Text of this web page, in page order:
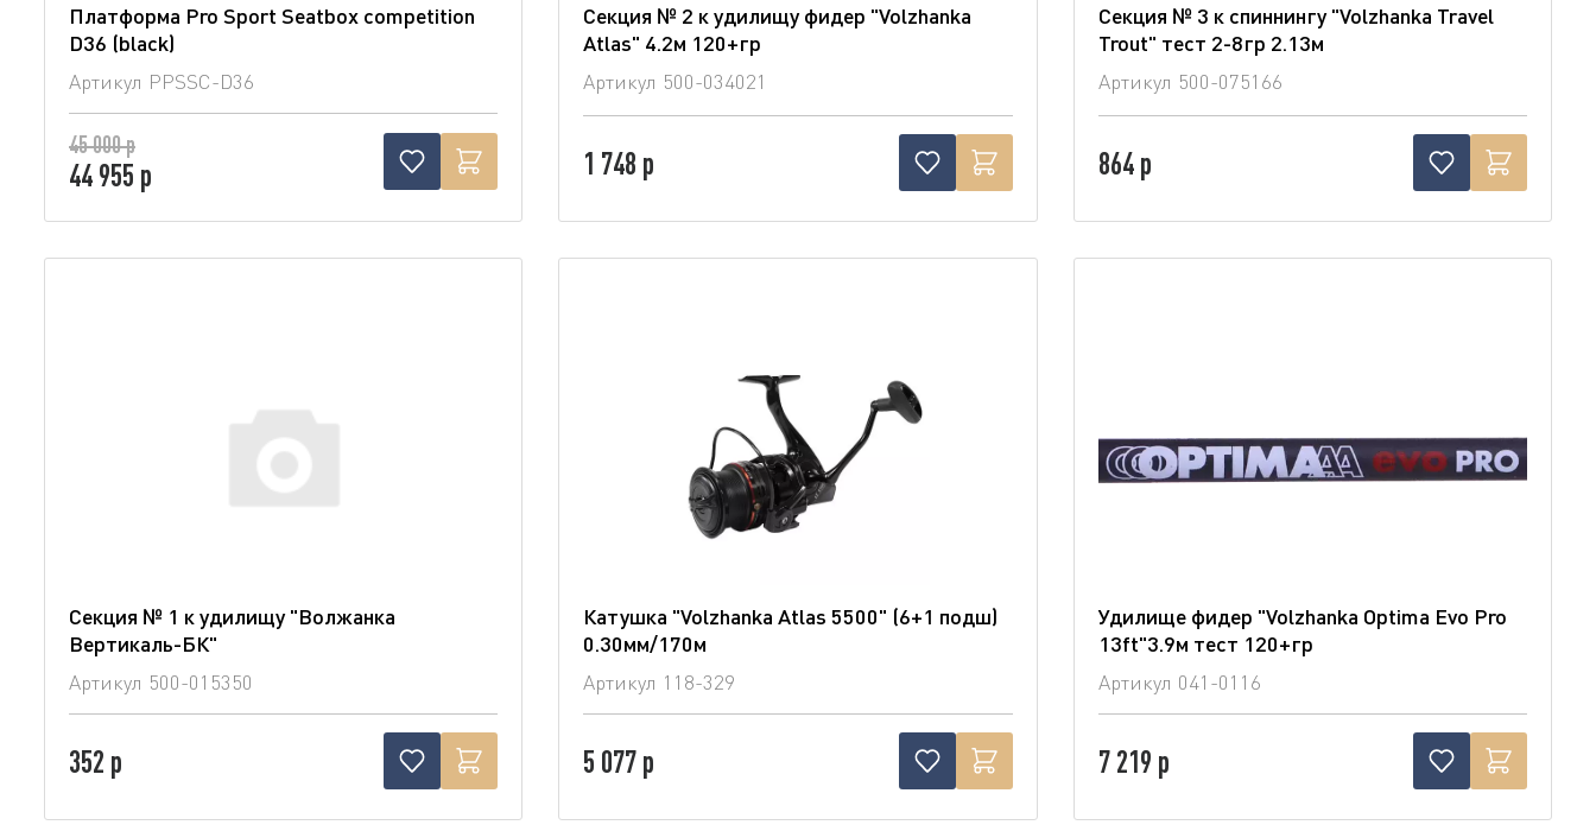
Платформа Pro Sport Seatbox competition
D36 (blaсk)
Артикул PPSSC-D36
45 000 р
44 955 р
Секция № 2 к удилищу фидер "Volzhanka
Atlas" 4.2м 120+гр
Артикул 500-034021
1 748 р
Секция № 3 к спиннингу "Volzhanka Travel
Trout" тест 2-8гр 2.13м
Артикул 500-075166
864 р
Секция № 1 к удилищу "Волжанка
Вертикаль-БК"
Артикул 500-015350
352 р
Катушка "Volzhanka Atlas 5500" (6+1 подш)
0.30мм/170м
Артикул 118-329
5 077 р
Удилище фидер "Volzhanka Optima Evo Pro
13ft"3.9м тест 120+гр
Артикул 041-0116
7 219 р